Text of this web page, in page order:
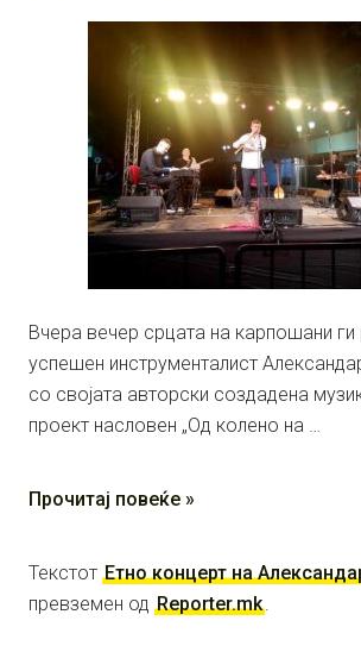
Вчера вечер срцата на карпошани
успешен инструменталист
со својата авторски создадена
проект насловен „Од колено на …
Прочитај повеќе »
Текстот Етно концерт на
превземен од Reporter.mk.